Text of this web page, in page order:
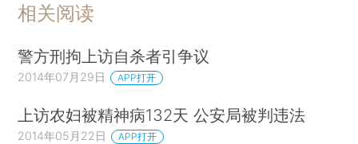
相关阅读
警方刑拘上访自杀者引争议
2014年07月29日 APP打开
上访农妇被精神病132天 公安局被判违法
2014年05月22日 APP打开